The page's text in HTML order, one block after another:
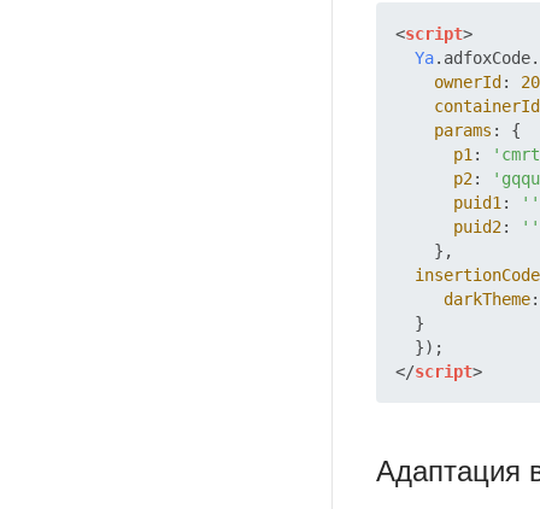
<script>
Ya. adfoxCode.
ownerId :
containerId
params : {
p1 :
p2:
puid1 :
''
puid2:
''
    },
darkTheme
  }
</script>
Адаптация